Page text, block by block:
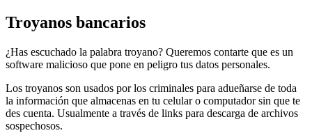
Troyanos bancarios
¿Has escuchado la palabra troyano? Queremos contarte que es un
software malicioso que pone en peligro tus datos personales.
Los troyanos son usados por los criminales para adueñarse de toda
la información que almacenas en tu celular o computador sin que te
des cuenta. Usualmente a través de links para descarga de archivos
sospechosos.